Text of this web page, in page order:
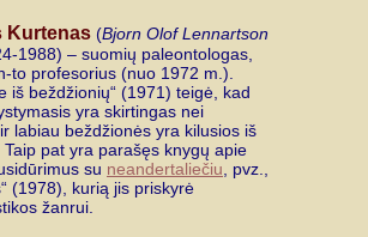
Kurtenas (Bjorn Olof Lennartson
1988) – suomių paleontologas,
to profesorius (nuo 1972 m.).
iš beždžionių“ (1971) teigė, kad
yra skirtingas nei
labiau beždžionės yra kilusios iš
pat yra parašęs knygų apie
su neandertaliečiu , pvz.,
(1978), kurią jis priskyrė
žanrui.